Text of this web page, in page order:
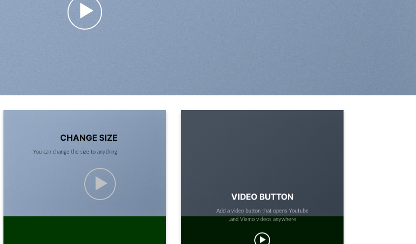
VIDEO BUTTON
Add a video button that opens Youtube
and Viemo videos anywhere.
CHANGE SIZE
You can change the size to anything